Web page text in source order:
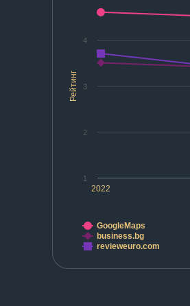
Рейтинг
2022
1
2
3
4
GoogleMaps
business.bg
revieweuro.com